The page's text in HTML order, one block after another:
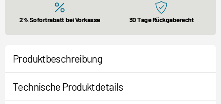
2% Sofortrabatt bei Vorkasse 30 Tage Rückgaberecht
Produktbeschreibung
Technische Produktdetails